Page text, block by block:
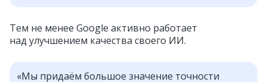
Тем не менее Google активно работает
над улучшением качества своего ИИ.
«Мы придаём большое значение точности